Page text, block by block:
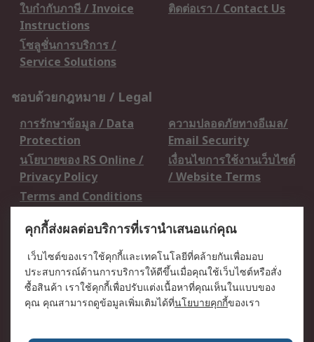
ใบกำกับภาษี / Invoice
Instructions
ติดต่อเรา / Contact Us
โซลูชั่นการบริการ /
Service Solutions
ชอบด้วยกฎหมาย / Legal
การรักษาข้อมูล / Data
Protection
ความปลอดภัยทางอีเมล/
Email Security
นโยบายของ RS Online /
Privacy Policy
เงื่อนไขการใช้งานเว็บไซต์
/ Website Terms
Terms and Conditions
เกี่ยวกับ RS / About RS
RS ทั่วโลก / RS
Worldwide
ข่าวประชาสัมพันธ์ / Press
Centre
บริษัทในเครือ RS /
วิธีการชำระเงิน /
คุกกี้ส่งผลต่อบริการที่เรานำเสนอแก่คุณ
เว็บไซต์ของเราใช้คุกกี้และเทคโนโลยีที่คล้ายกันเพื่อมอบ
ประสบการณ์ด้านการบริการให้ดีขึ้นเมื่อคุณใช้เว็บไซต์หรือสั่ง
ซื้อสินค้า เราใช้คุกกี้เพื่อปรับแต่งเนื้อหาที่คุณเห็นในแบบของ
คุณ คุณสามารถดูข้อมูลเพิ่มเติมได้ที่นโยบายคุกกี้ของเรา